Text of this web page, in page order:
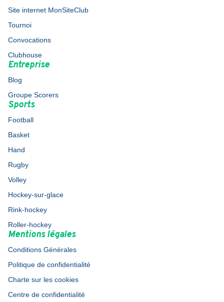
Site internet MonSiteClub
Tournoi
Convocations
Clubhouse
Entreprise
Blog
Groupe Scorers
Sports
Football
Basket
Hand
Rugby
Volley
Hockey-sur-glace
Rink-hockey
Roller-hockey
Mentions légales
Conditions Générales
Politique de confidentialité
Charte sur les cookies
Centre de confidentialité